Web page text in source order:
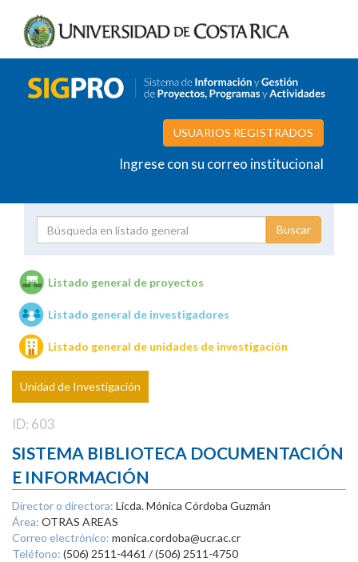
USUARIOS REGISTRADOS
Ingrese con su correo institucional
Unidades de investigación
Listado general de proyectos
Listado general de investigadores
Listado general de unidades de investigación
Unidad de Investigación
ID: 603
SISTEMA BIBLIOTECA DOCUMENTACIÓN
E INFORMACIÓN
Director o directora: Licda. Mónica Córdoba Guzmán
Área: OTRAS AREAS
Correo electrónico: monica.cordoba@ucr.ac.cr
Teléfono: (506) 2511-4461 / (506) 2511-4750